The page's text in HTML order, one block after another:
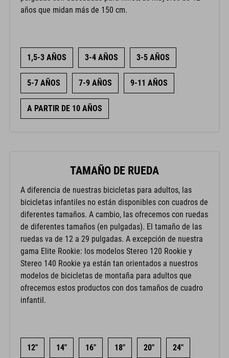
años que midan más de 150 cm.
1,5-3 AÑOS 3-4 AÑOS 3-5 AÑOS
5-7 AÑOS 7-9 AÑOS 9-11 AÑOS
A PARTIR DE 10 AÑOS
TAMAÑO DE RUEDA
A diferencia de nuestras bicicletas para adultos, las
bicicletas infantiles no están disponibles con cuadros de
diferentes tamaños. A cambio, las ofrecemos con ruedas
de diferentes tamaños (en pulgadas). El tamaño de las
ruedas va de 12 a 29 pulgadas. A excepción de nuestra
gama Elite Rookie: los modelos Stereo 120 Rookie y
Stereo 140 Rookie ya están tan orientados a nuestros
modelos de bicicletas de montaña para adultos que
ofrecemos estos productos con dos tamaños de cuadro
infantil.
12" 14" 16" 18" 20" 24"